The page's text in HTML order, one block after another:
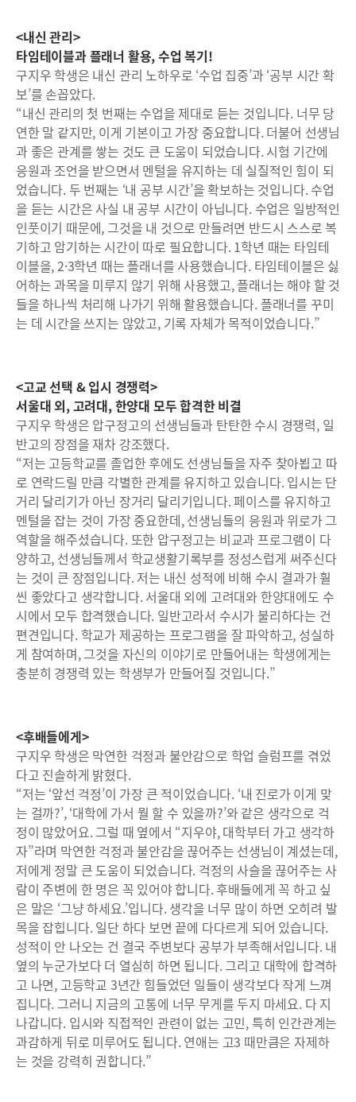
<내신 관리>
타임테이블과 플래너 활용, 수업 복기!
구지우 학생은 내신 관리 노하우로 ‘수업 집중’과 ‘공부 시간 확
보’를 손꼽았다.
“내신 관리의 첫 번째는 수업을 제대로 듣는 것입니다. 너무 당
연한 말 같지만, 이게 기본이고 가장 중요합니다. 더불어 선생님
과 좋은 관계를 쌓는 것도 큰 도움이 되었습니다. 시험 기간에
응원과 조언을 받으면서 멘털을 유지하는 데 실질적인 힘이 되
었습니다. 두 번째는 ‘내 공부 시간’을 확보하는 것입니다. 수업
을 듣는 시간은 사실 내 공부 시간이 아닙니다. 수업은 일방적인
인풋이기 때문에, 그것을 내 것으로 만들려면 반드시 스스로 복
기하고 암기하는 시간이 따로 필요합니다. 1학년 때는 타임테
이블을, 2·3학년 때는 플래너를 사용했습니다. 타임테이블은 싫
어하는 과목을 미루지 않기 위해 사용했고, 플래너는 해야 할 것
들을 하나씩 처리해 나가기 위해 활용했습니다. 플래너를 꾸미
는 데 시간을 쓰지는 않았고, 기록 자체가 목적이었습니다.”
<고교 선택 & 입시 경쟁력>
서울대 외, 고려대, 한양대 모두 합격한 비결
구지우 학생은 압구정고의 선생님들과 탄탄한 수시 경쟁력, 일
반고의 장점을 재차 강조했다.
“저는 고등학교를 졸업한 후에도 선생님들을 자주 찾아뵙고 따
로 연락드릴 만큼 각별한 관계를 유지하고 있습니다. 입시는 단
거리 달리기가 아닌 장거리 달리기입니다. 페이스를 유지하고
멘털을 잡는 것이 가장 중요한데, 선생님들의 응원과 위로가 그
역할을 해주셨습니다. 또한 압구정고는 비교과 프로그램이 다
양하고, 선생님들께서 학교생활기록부를 정성스럽게 써주신다
는 것이 큰 장점입니다. 저는 내신 성적에 비해 수시 결과가 훨
씬 좋았다고 생각합니다. 서울대 외에 고려대와 한양대에도 수
시에서 모두 합격했습니다. 일반고라서 수시가 불리하다는 건
편견입니다. 학교가 제공하는 프로그램을 잘 파악하고, 성실하
게 참여하며, 그것을 자신의 이야기로 만들어내는 학생에게는
충분히 경쟁력 있는 학생부가 만들어질 것입니다.”
<후배들에게>
구지우 학생은 막연한 걱정과 불안감으로 학업 슬럼프를 겪었
다고 진솔하게 밝혔다.
“저는 ‘앞선 걱정’이 가장 큰 적이었습니다. ‘내 진로가 이게 맞
는 걸까?’, ‘대학에 가서 뭘 할 수 있을까?’와 같은 생각으로 걱
정이 많았어요. 그럴 때 옆에서 “지우야, 대학부터 가고 생각하
자”라며 막연한 걱정과 불안감을 끊어주는 선생님이 계셨는데,
저에게 정말 큰 도움이 되었습니다. 걱정의 사슬을 끊어주는 사
람이 주변에 한 명은 꼭 있어야 합니다. 후배들에게 꼭 하고 싶
은 말은 ‘그냥 하세요.’입니다. 생각을 너무 많이 하면 오히려 발
목을 잡힙니다. 일단 하다 보면 끝에 다다르게 되어 있습니다.
성적이 안 나오는 건 결국 주변보다 공부가 부족해서입니다. 내
옆의 누군가보다 더 열심히 하면 됩니다. 그리고 대학에 합격하
고 나면, 고등학교 3년간 힘들었던 일들이 생각보다 작게 느껴
집니다. 그러니 지금의 고통에 너무 무게를 두지 마세요. 다 지
나갑니다. 입시와 직접적인 관련이 없는 고민, 특히 인간관계는
과감하게 뒤로 미루어도 됩니다. 연애는 고3 때만큼은 자제하
는 것을 강력히 권합니다.”